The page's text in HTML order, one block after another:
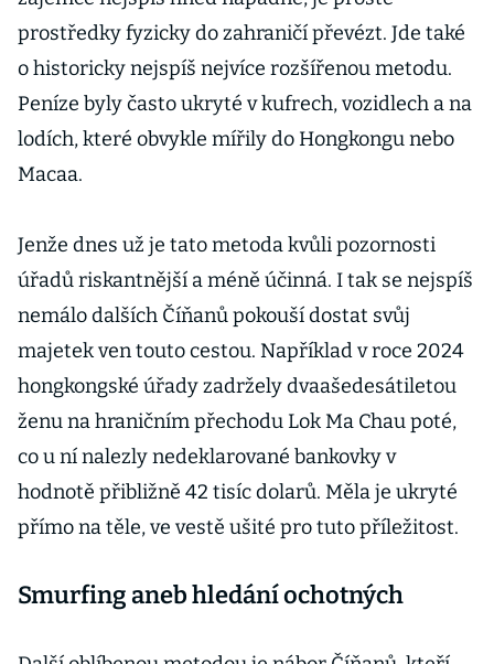
prostředky fyzicky do zahraničí převézt. Jde také
o historicky nejspíš nejvíce rozšířenou metodu.
Peníze byly často ukryté v kufrech, vozidlech a na
lodích, které obvykle mířily do Hongkongu nebo
Macaa.
Jenže dnes už je tato metoda kvůli pozornosti
úřadů riskantnější a méně účinná. I tak se nejspíš
nemálo dalších Číňanů pokouší dostat svůj
majetek ven touto cestou. Například v roce 2024
hongkongské úřady zadržely dvaašedesátiletou
ženu na hraničním přechodu Lok Ma Chau poté,
co u ní nalezly nedeklarované bankovky v
hodnotě přibližně 42 tisíc dolarů. Měla je ukryté
přímo na těle, ve vestě ušité pro tuto příležitost.
Smurfing aneb hledání ochotných